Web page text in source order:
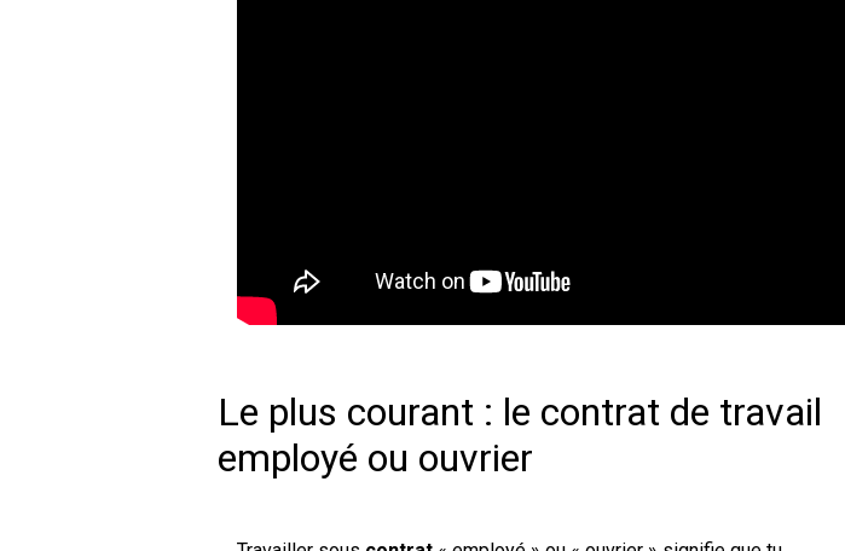
Le plus courant : le contrat de travail
employé ou ouvrier